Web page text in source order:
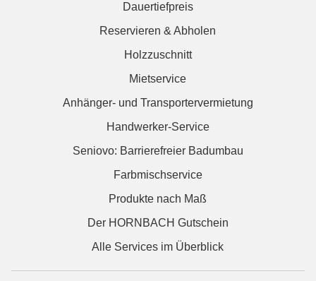
Dauertiefpreis
Reservieren & Abholen
Holzzuschnitt
Mietservice
Anhänger- und Transportervermietung
Handwerker-Service
Seniovo: Barrierefreier Badumbau
Farbmischservice
Produkte nach Maß
Der HORNBACH Gutschein
Alle Services im Überblick